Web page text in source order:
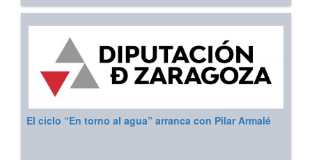
El ciclo “En torno al agua” arranca con Pilar Armalé